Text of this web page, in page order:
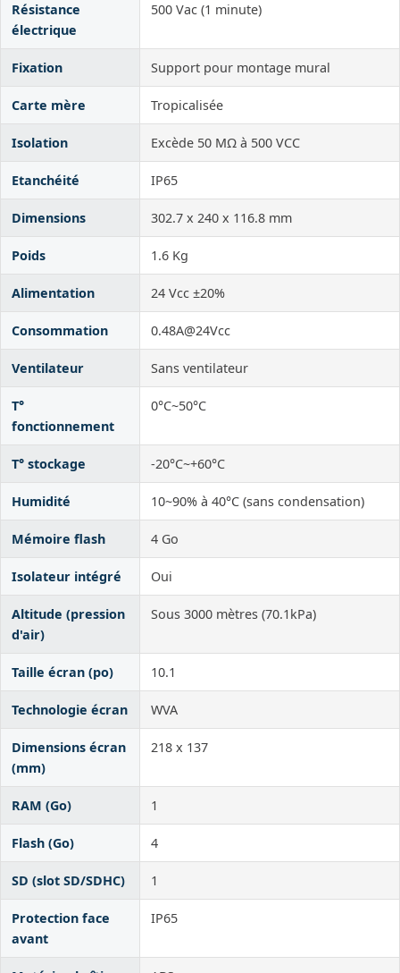
Résistance
électrique
500 Vac (1 minute)
Fixation Support pour montage mural
Carte mère Tropicalisée
Isolation Excède 50 MΩ à 500 VCC
Etanchéité IP65
Dimensions 302.7 x 240 x 116.8 mm
Poids 1.6 Kg
Alimentation 24 Vcc ±20%
Consommation 0.48A@24Vcc
Ventilateur Sans ventilateur
T°
fonctionnement
0°C~50°C
T° stockage -20°C~+60°C
Humidité 10~90% à 40°C (sans condensation)
Mémoire flash 4 Go
Isolateur intégré Oui
Altitude (pression
d'air)
Sous 3000 mètres (70.1kPa)
Taille écran (po) 10.1
Technologie écran WVA
Dimensions écran
(mm)
218 x 137
RAM (Go) 1
Flash (Go) 4
SD (slot SD/SDHC) 1
Protection face
avant
IP65